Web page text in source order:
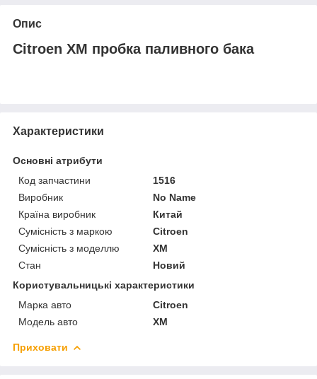
Опис
Citroen XM пробка паливного бака
Характеристики
Основні атрибути
Код запчастини
1516
Виробник
No Name
Країна виробник
Китай
Сумісність з маркою
Citroen
Сумісність з моделлю
XM
Стан
Новий
Користувальницькі характеристики
Марка авто
Citroen
Модель авто
XM
Приховати